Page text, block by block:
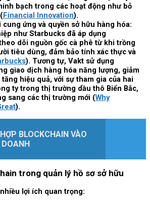
bạch trong các hoạt động như bỏ
Financial Innovation).
ứng và quyền sở hữu hàng hóa:
như Starbucks đã áp dụng
dõi nguồn gốc cà phê từ khi trồng
tiêu dùng, đảm bảo tính xác thực và
). Tương tự, Vakt sử dụng
giao dịch hàng hóa năng lượng, giảm
hiệu quả, với sự tham gia của hai
ty trong thị trường dầu thô Biển Bắc,
sang các thị trường mới (Why
).
BLOCKCHAIN VÀO
trong quản lý hồ sơ sở hữu
lợi ích quan trọng: